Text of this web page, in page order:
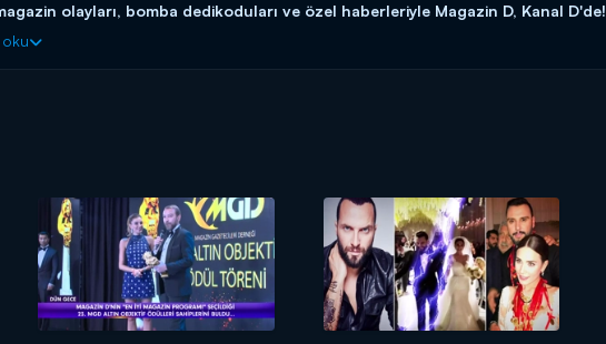
olayları, bomba dedikoduları ve özel haberleriyle Magazin D, Kanal D'de!